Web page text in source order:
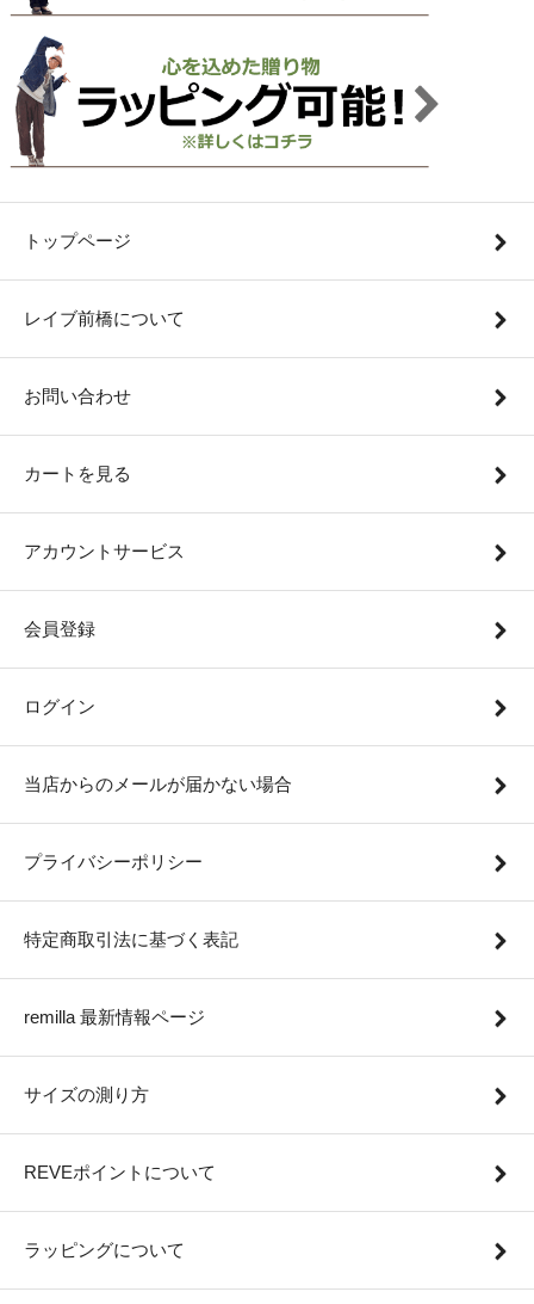
トップページ
レイブ前橋について
お問い合わせ
カートを見る
アカウントサービス
会員登録
ログイン
当店からのメールが届かない場合
プライバシーポリシー
特定商取引法に基づく表記
remilla 最新情報ページ
サイズの測り方
REVEポイントについて
ラッピングについて